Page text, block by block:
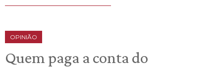
OPINIÃO
Quem paga a conta do